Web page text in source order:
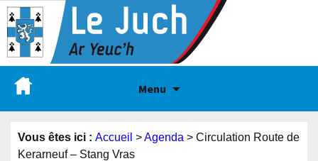
Menu
Vous êtes ici : Accueil >Agenda > Circulation Route de
Kerarneuf – Stang Vras